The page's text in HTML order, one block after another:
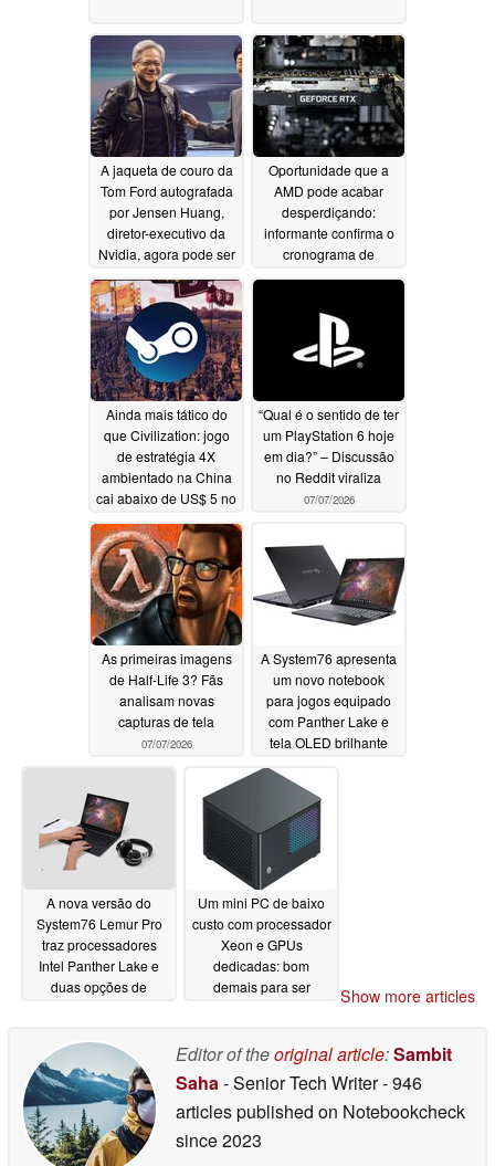
A jaqueta de couro da
Tom Ford autografada
por Jensen Huang,
diretor-executivo da
Nvidia, agora pode ser
GPUs RTX 5090
07/11/2026
Oportunidade que a
AMD pode acabar
desperdiçando:
informante confirma o
cronograma de
07/08/2026
Ainda mais tático do
que Civilization: jogo
de estratégia 4X
ambientado na China
cai abaixo de US$ 5 no
vez07/08/2026
“Qual é o sentido de ter
um PlayStation 6 hoje
em dia?” – Discussão
no Reddit viraliza
07/07/2026
As primeiras imagens
de Half-Life 3? Fãs
analisam novas
capturas de tela
07/07/2026
A System76 apresenta
um novo notebook
para jogos equipado
com Panther Lake e
tela OLED brilhante
A nova versão do
System76 Lemur Pro
traz processadores
Intel Panther Lake e
duas opções de
Um mini PC de baixo
custo com processador
Xeon e GPUs
dedicadas: bom
demais para ser
Show more articles
Editor of theoriginal article:Sambit
Saha- Senior Tech Writer- 946
articles published on Notebookcheck
since 2023